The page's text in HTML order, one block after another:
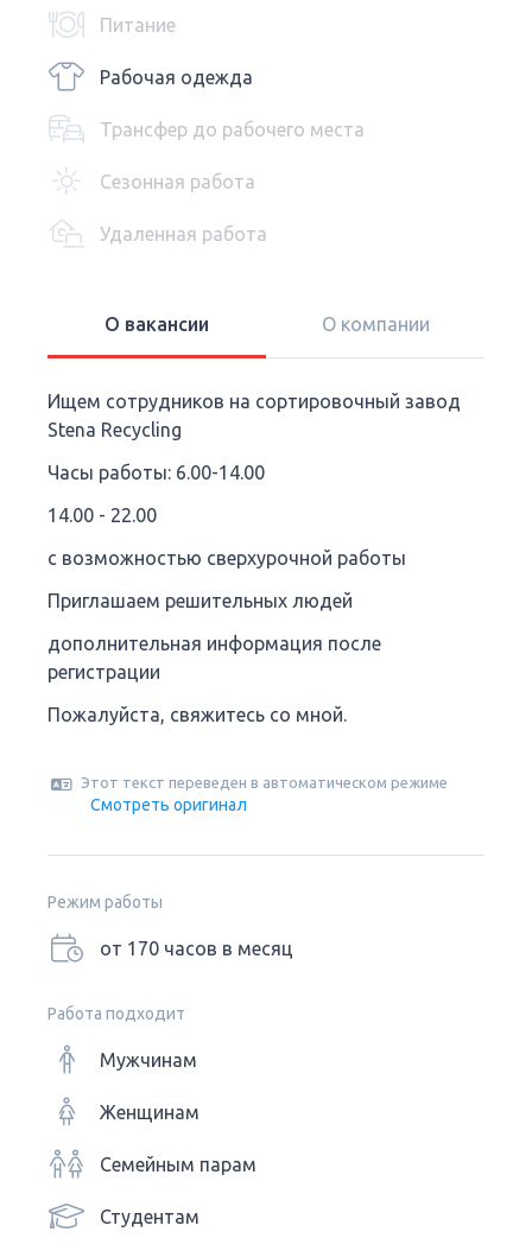
Питание
Рабочая одежда
Трансфер до рабочего места
Сезонная работа
Удаленная работа
О вакансии О компании
Ищем сотрудников на сортировочный завод
Stena Recycling
Часы работы: 6.00-14.00
14.00 - 22.00
с возможностью сверхурочной работы
Приглашаем решительных людей
дополнительная информация после
регистрации
Пожалуйста, свяжитесь со мной.
Этот текст переведен в автоматическом режиме
Смотреть оригинал
Режим работы
от 170 часов в месяц
Работа подходит
Мужчинам
Женщинам
Семейным парам
Студентам